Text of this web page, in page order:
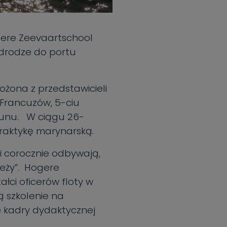
Zeevaartschool
do portu
z przedstawicieli
5-ciu
W ciągu 26-
marynarską.
corocznie odbywają,
Hogere
oficerów floty w
szkolenie na
kadry dydaktycznej